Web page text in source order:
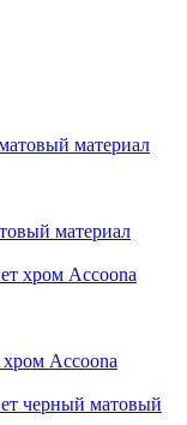
материал
Accoona